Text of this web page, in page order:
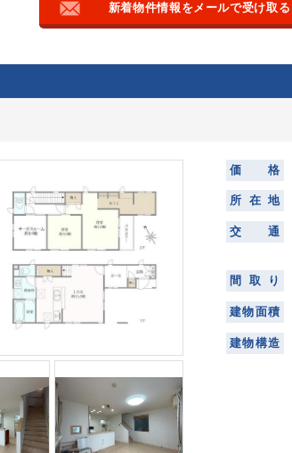
新着物件情報をメールで受け取る
価 格
所 在 地
交 通
間 取 り
建物面積
建物構造